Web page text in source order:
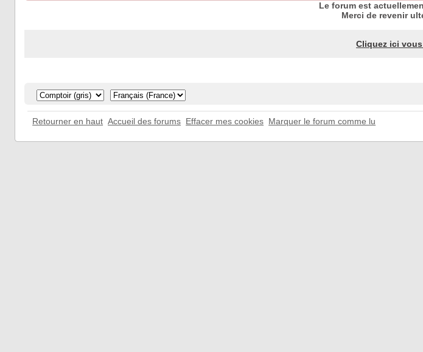
Le forum est
Merci de revenir
Cliquez ici
Retourner en haut Accueil des forums Effacer mes cookies Marquer le forum comme lu